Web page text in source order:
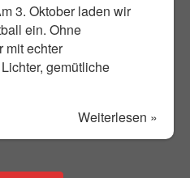
3. Oktober laden wir
ein. Ohne
mit echter
gemütliche
Weiterlesen »